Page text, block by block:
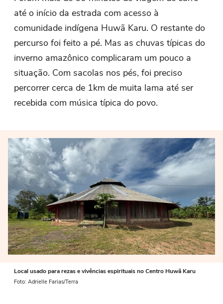
até o início da estrada com acesso à
comunidade indígena Huwã Karu. O restante do
percurso foi feito a pé. Mas as chuvas típicas do
inverno amazônico complicaram um pouco a
situação. Com sacolas nos pés, foi preciso
percorrer cerca de 1km de muita lama até ser
recebida com música típica do povo.
Local usado para rezas e vivências espirituais no Centro Huwã Karu
Foto: Adrielle Farias/Terra